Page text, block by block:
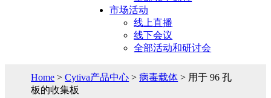
市场活动
线上直播
线下会议
全部活动和研讨会
Home >Cytiva产品中心 >病毒载体 > 用于 96 孔
板的收集板